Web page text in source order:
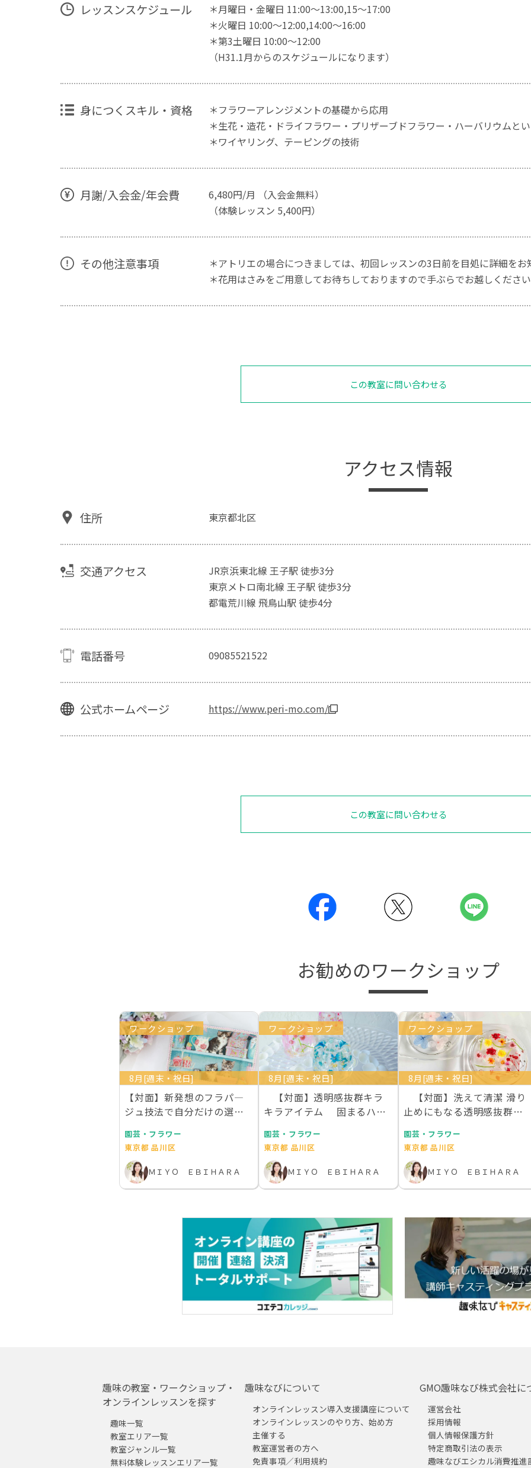
レッスンスケジュール
＊月曜日・金曜日 11:00〜13:00,15〜17:00
＊火曜日 10:00〜12:00,14:00〜16:00
＊第3土曜日 10:00〜12:00
（H31.1月からのスケジュールになります）
身につくスキル・資格
＊フラワーアレンジメントの基礎から応用
＊生花・造花・ドライフラワー・プリザーブドフラワー・ハーバリウムと
＊ワイヤリング、テーピングの技術
月謝/入会金/年会費
6,480円/月 （入会金無料）
（体験レッスン 5,400円）
その他注意事項
＊アトリエの場合につきましては、初回レッスンの3日前を目処に詳細をお
＊花用はさみをご用意してお待ちしておりますので手ぶらでお越しください
この教室に問い合わせる
アクセス情報
住所 東京都北区
交通アクセス
JR京浜東北線 王子駅 徒歩3分
東京メトロ南北線 王子駅 徒歩3分
都電荒川線 飛鳥山駅 徒歩4分
電話番号 09085521522
公式ホームページ https://www.peri-mo.com/
この教室に問い合わせる
お勧めのワークショップ
ワークショップ
8月[週末・祝日]
【対面】新発想のフラパ―
ジュ技法で自分だけの選ん
園芸・フラワー
東京都 品川区
ＭＩＹＯ ＥＢＩＨＡＲＡ
ワークショップ
8月[週末・祝日]
【対面】透明感抜群キラ
キラアイテム 固まるハー
園芸・フラワー
東京都 品川区
ＭＩＹＯ ＥＢＩＨＡＲＡ
ワークショップ
8月[週末・祝日]
【対面】洗えて清潔 滑り
止めにもなる透明感抜群の
園芸・フラワー
東京都 品川区
ＭＩＹＯ ＥＢＩＨＡＲＡ
趣味の教室・ワークショップ・
オンラインレッスンを探す
趣味一覧
教室エリア一覧
教室ジャンル一覧
無料体験レッスンエリア一覧
趣味なびについて
オンラインレッスン導入支援講座について
オンラインレッスンのやり方、始め方
主催する
教室運営者の方へ
免責事項／利用規約
GMO趣味なび株式会社に
運営会社
採用情報
個人情報保護方針
特定商取引法の表示
趣味なびエシカル消費推進